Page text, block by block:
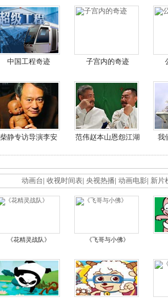
中国工程奇迹 子宫内的奇迹
柴静专访导演李安 范伟赵本山恩怨江湖 我
动画台 收视时间表 央视热播 动画电影 新片
《花精灵战队》 《飞哥与小佛》